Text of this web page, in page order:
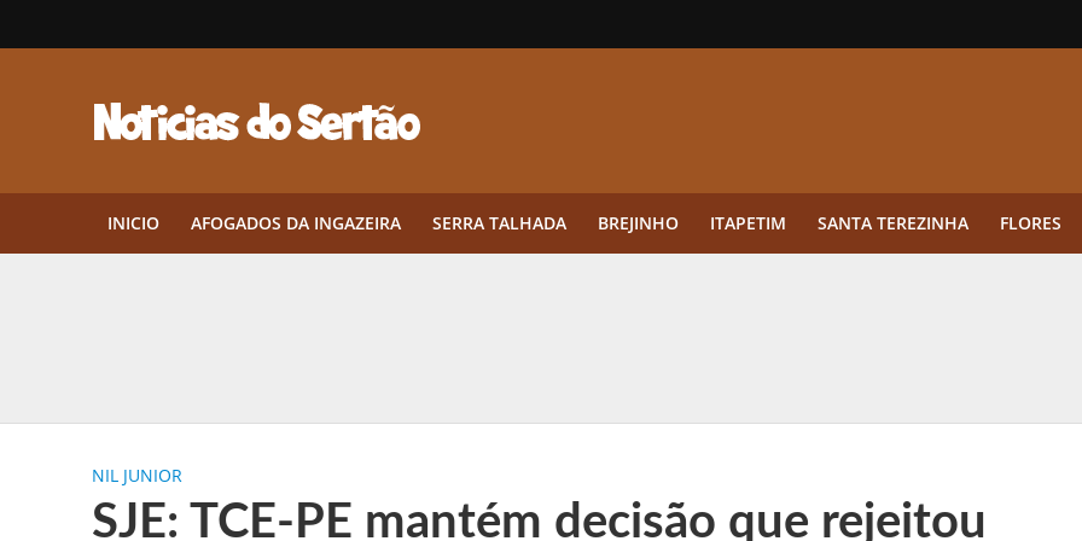
INICIO AFOGADOS DA INGAZEIRA SERRA TALHADA BREJINHO ITAPETIM SANTA TEREZINHA FLORES
Twin lança torneio semanal “Mestres das Rodadas” focado em multiplicadores
NIL JUNIOR
SJE: TCE-PE mantém decisão que rejeitou